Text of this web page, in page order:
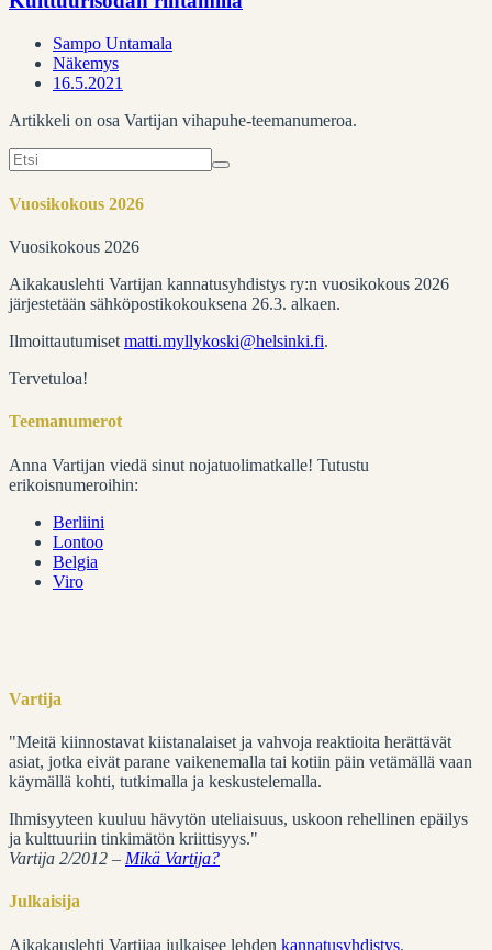
Sampo Untamala
Näkemys
16.5.2021
Artikkeli on osa Vartijan vihapuhe-teemanumeroa.
Search
for:
Vuosikokous 2026
Vuosikokous 2026
Aikakauslehti Vartijan kannatusyhdistys ry:n vuosikokous 2026
järjestetään sähköpostikokouksena 26.3. alkaen.
Ilmoittautumiset matti.myllykoski@helsinki.fi.
Tervetuloa!
Teemanumerot
Anna Vartijan viedä sinut nojatuolimatkalle! Tutustu
erikoisnumeroihin:
Berliini
Lontoo
Belgia
Viro
Vartija
"Meitä kiinnostavat kiistanalaiset ja vahvoja reaktioita herättävät
asiat, jotka eivät parane vaikenemalla tai kotiin päin vetämällä vaan
käymällä kohti, tutkimalla ja keskustelemalla.
Ihmisyyteen kuuluu hävytön uteliaisuus, uskoon rehellinen epäilys
ja kulttuuriin tinkimätön kriittisyys."
Vartija 2/2012 – Mikä Vartija?
Julkaisija
Aikakauslehti Vartijaa julkaisee lehden kannatusyhdistys.